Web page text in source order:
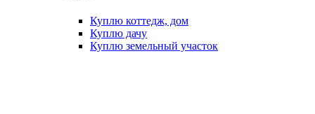
Куплю коттедж, дом
Куплю дачу
Куплю земельный участок